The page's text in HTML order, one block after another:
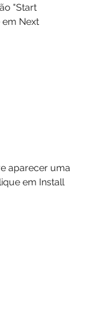
"Start
em Next
aparecer uma
em Install